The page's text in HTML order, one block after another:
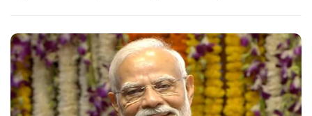
पात, क्षेत्र व प्रांत की सीमाओं से ऊपर उठकर उनकी हर श्वांस शिव के नाम
है.